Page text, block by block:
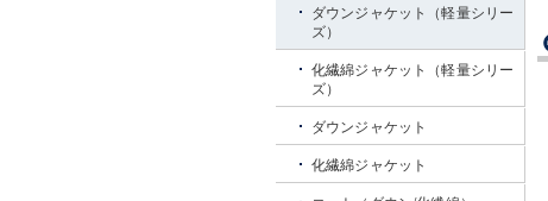
ダウンジャケット（軽量シリー
ズ）
化繊綿ジャケット（軽量シリー
ズ）
ダウンジャケット
化繊綿ジャケット